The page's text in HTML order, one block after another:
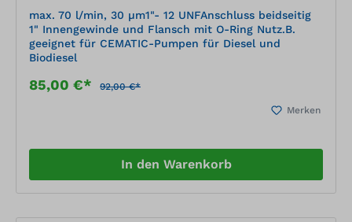
Biodiesel
max. 70 l/min, 30 µm1"- 12 UNFAnschluss beidseitig
1" Innengewinde und Flansch mit O-Ring Nutz.B.
geeignet für CEMATIC-Pumpen für Diesel und
Biodiesel
85,00 €* 92,00 €*
Merken
In den Warenkorb